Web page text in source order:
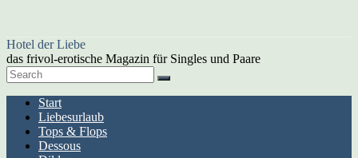
Hotel der Liebe
das frivol-erotische Magazin für Singles und Paare
Start
Liebesurlaub
Tops & Flops
Dessous